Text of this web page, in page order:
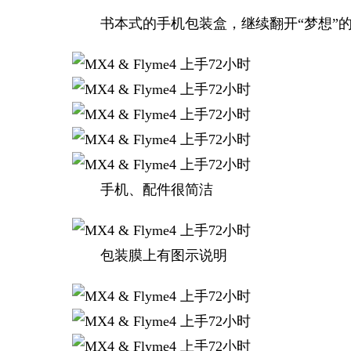
书本式的手机包装盒，继续翻开“梦想”
手机、配件很简洁
包装膜上有图示说明